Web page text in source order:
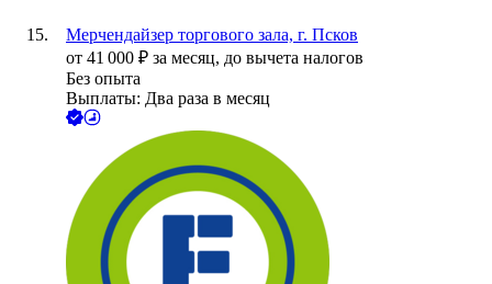
Мерчендайзер торгового зала, г. Псков
от 41 000 ₽ за месяц, до вычета налогов
Без опыта
Выплаты: Два раза в месяц